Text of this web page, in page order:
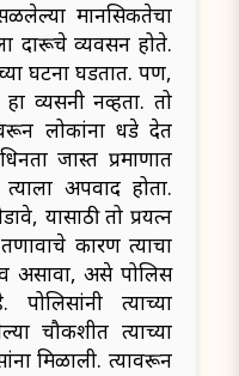
मानसिकतेचा
दारूचे व्यवसन होते.
घटना घडतात. पण,
व्यसनी नव्हता. तो
लोकांना धडे देत
जास्त प्रमाणात
अपवाद होता.
यासाठी तो प्रयत्न
कारण त्याचा
असावा, असे पोलिस
त्याच्या
चौकशीत त्याच्या
मिळाली. त्यावरून